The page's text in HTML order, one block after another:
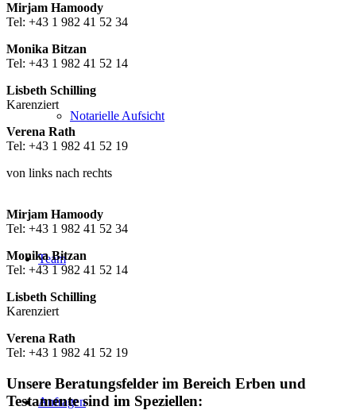
Notarielle Aufsicht
Team
Anfragen
Mirjam Hamoody
Tel: +43 1 982 41 52 34
Monika Bitzan
Tel: +43 1 982 41 52 14
Lisbeth Schilling
Karenziert
Verena Rath
Tel: +43 1 982 41 52 19
von links nach rechts
Mirjam Hamoody
Tel: +43 1 982 41 52 34
Monika Bitzan
Tel: +43 1 982 41 52 14
Lisbeth Schilling
Karenziert
Verena Rath
Tel: +43 1 982 41 52 19
Unsere Beratungsfelder im Bereich Erben und
Testamente sind im Speziellen: